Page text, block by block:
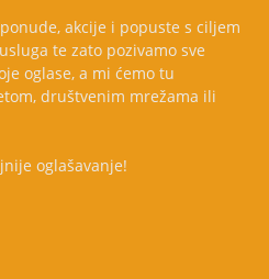
akcije i popuste s ciljem
te zato pozivamo sve
oglase, a mi ćemo tu
društvenim mrežama ili
oglašavanje!